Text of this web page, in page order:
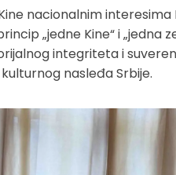
nacionalnim
„jedne Kine“ i „jedna
integriteta i
nasleđa Srbije.